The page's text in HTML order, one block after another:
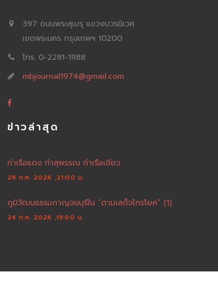
397 ถนนพระสุเมรุ แขวงบวรนิเวศ
เขตพระนคร กรุงเทพฯ 10200
โทร. 0-2281-1988
mbjournal1974@gmail.com
ข่าวล่าสุด
ท่าเรือแดง ท่าสุพรรณ ท่าเรือเขียว
29 ก.ค. 2026 ,21:00 น.
ภูมิวัฒนธรรมกาญจนบุรีใน “ตามเสด็จไทรโยค” (1)
24 ก.ค. 2026 ,19:00 น.